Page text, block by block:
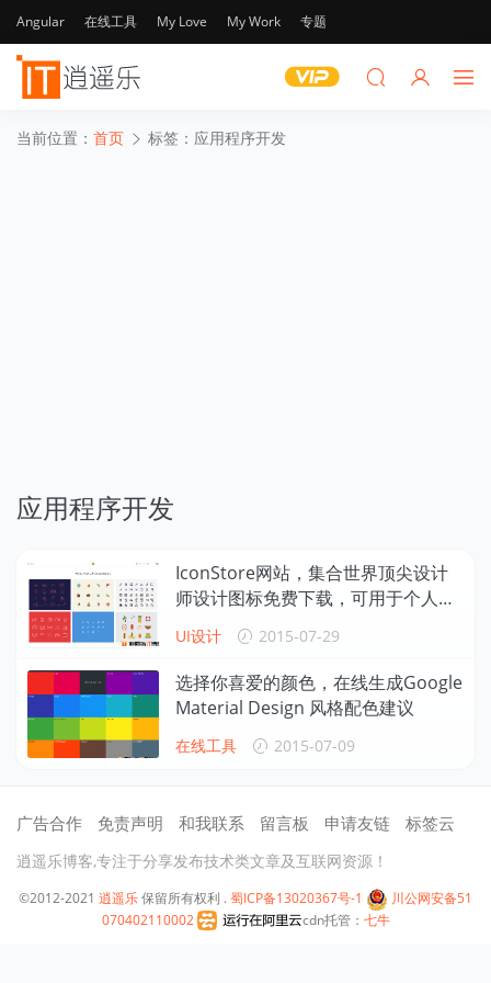
Angular 在线工具 My Love My Work 专题
当前位置： 首页 标签：应用程序开发
应用程序开发
IconStore网站，集合世界顶尖设计
师设计图标免费下载，可用于个人或
商业项目开发
UI设计 2015-07-29
选择你喜爱的颜色，在线生成Google
Material Design 风格配色建议
在线工具 2015-07-09
广告合作 免责声明 和我联系 留言板 申请友链 标签云
逍遥乐博客,专注于分享发布技术类文章及互联网资源！
©2012-2021 逍遥乐保留所有权利 . 蜀ICP备13020367号-1
川公网安备51
070402110002
cdn托管： 七牛